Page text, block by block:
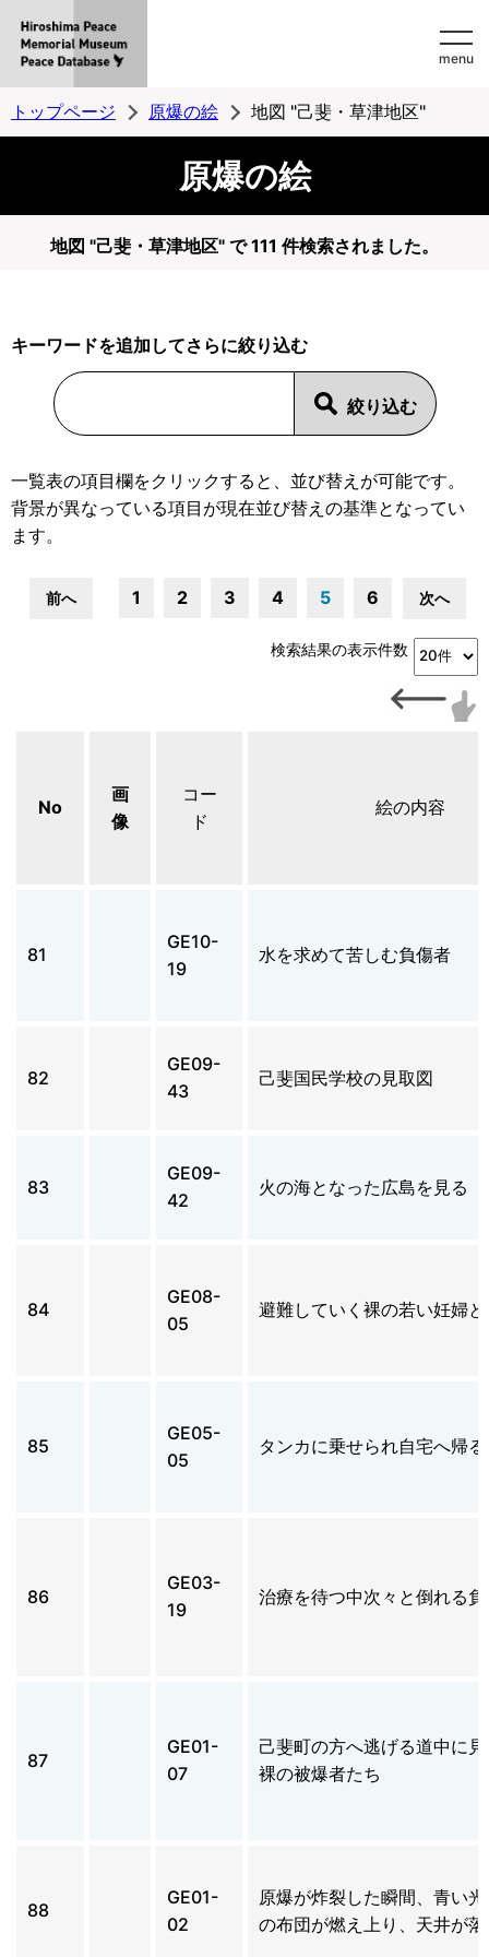
MemorialMuseum
Peace
Database
menu
トップページ 原爆の絵 地図 "己斐・草津地区"
原爆の絵
地図 "己斐・草津地区" で 111 件検索されました。
キーワードを追加してさらに絞り込む
一覧表の項目欄をクリックすると、並び替えが可能です。
背景が異なっている項目が現在並び替えの基準となってい
ます。
前へ 1 2 3 4 5 6 次へ
検索結果の表示件数
No
画
像
コー
ド
絵の内容
81
GE10-
19
水を求めて苦しむ負傷者
82
GE09-
43
己斐国民学校の見取図
83
GE09-
42
火の海となった広島を見る
84
GE08-
05
避難していく裸の若い妊婦
85
GE05-
05
タンカに乗せられ自宅へ帰る
86
GE03-
19
治療を待つ中次々と倒れる
87
GE01-
07
己斐町の方へ逃げる道中に
裸の被爆者たち
88
GE01-
02
原爆が炸裂した瞬間、青い
の布団が燃え上り、天井が